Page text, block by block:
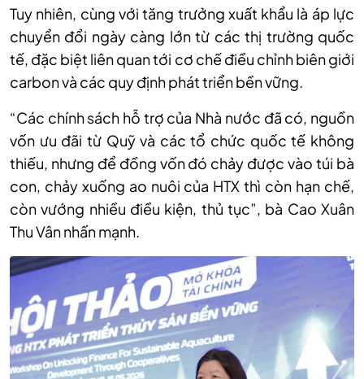
Tuy nhiên, cùng với tăng trưởng xuất khẩu là áp lực
chuyển đổi ngày càng lớn từ các thị trường quốc
tế, đặc biệt liên quan tới cơ chế điều chỉnh biên giới
carbon và các quy định phát triển bền vững.
“Các chính sách hỗ trợ của Nhà nước đã có, nguồn
vốn ưu đãi từ Quỹ và các tổ chức quốc tế không
thiếu, nhưng để đồng vốn đó chảy được vào túi bà
con, chảy xuống ao nuôi của HTX thì còn hạn chế,
còn vướng nhiều điều kiện, thủ tục”, bà Cao Xuân
Thu Vân nhấn mạnh.